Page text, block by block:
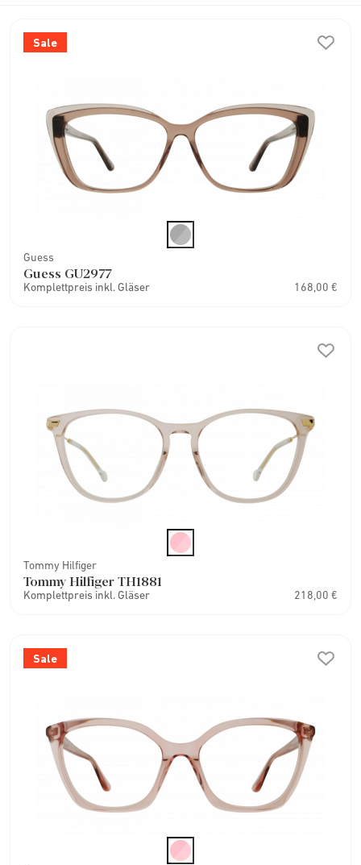
Sale
Guess
Guess GU2977
Komplettpreis inkl. Gläser 168,00 €
Tommy Hilfiger
Tommy Hilfiger TH1881
Komplettpreis inkl. Gläser 218,00 €
Sale